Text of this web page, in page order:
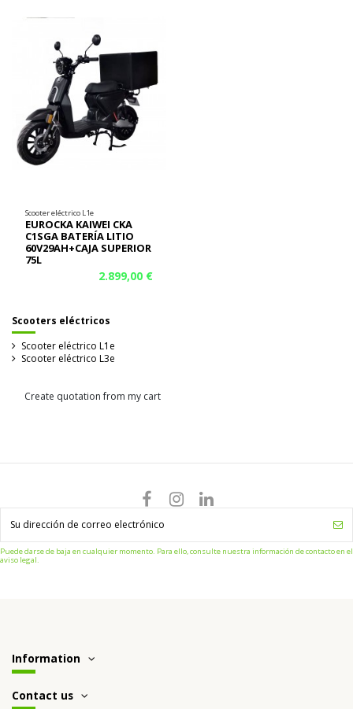
Scooter eléctrico L1e
EUROCKA KAIWEI CKA
C1SGA BATERÍA LITIO
60V29AH+CAJA SUPERIOR
75L
2.899,00 €
Scooters eléctricos
Scooter eléctrico L1e
Scooter eléctrico L3e
Create quotation from my cart
Puede darse de baja en cualquier momento. Para ello, consulte nuestra información de contacto en el
aviso legal.
Information
Contact us